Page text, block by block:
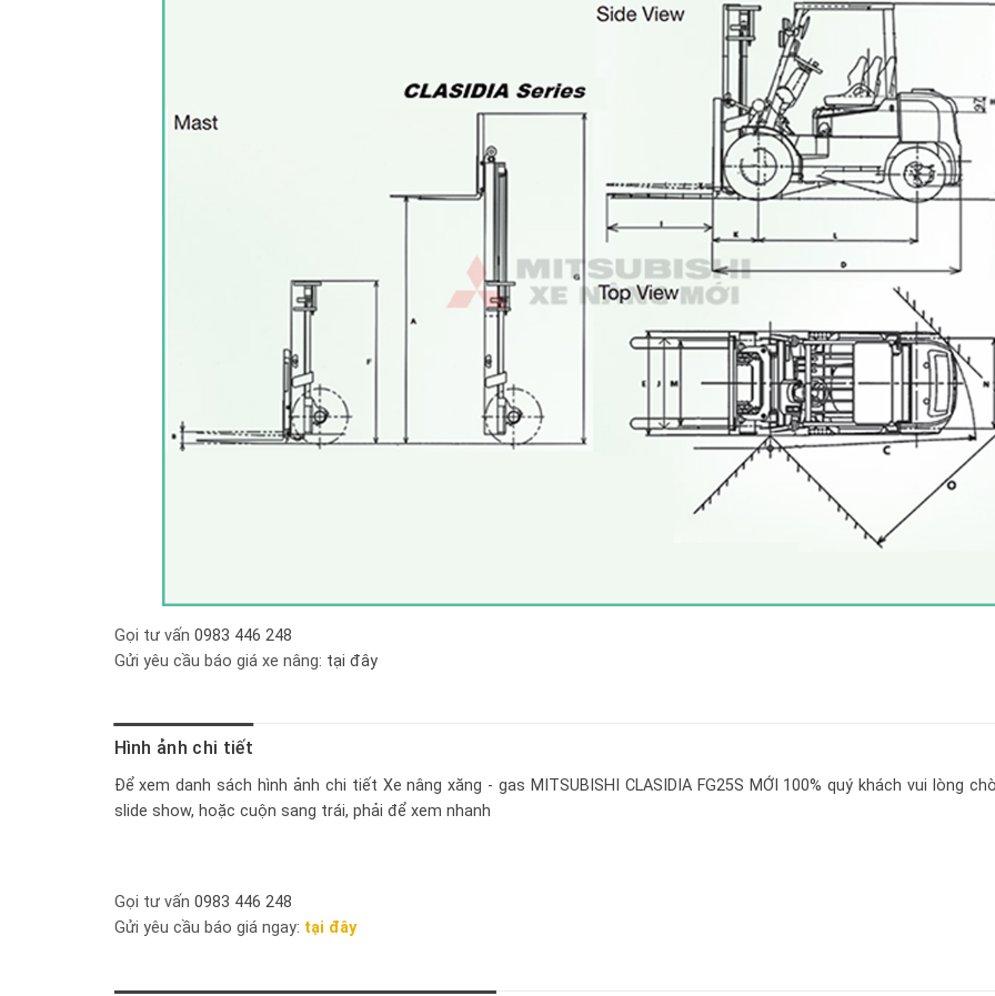
Gọi tư vấn 0983 446 248
Gửi yêu cầu báo giá xe nâng: tại đây
Hình ảnh chi tiết
Để xem danh sách hình ảnh chi tiết Xe nâng xăng - gas MITSUBISHI CLASIDIA FG25S MỚI 100% quý khách vui lòng
slide show, hoặc cuộn sang trái, phải để xem nhanh
Gọi tư vấn 0983 446 248
Gửi yêu cầu báo giá ngay: tại đây